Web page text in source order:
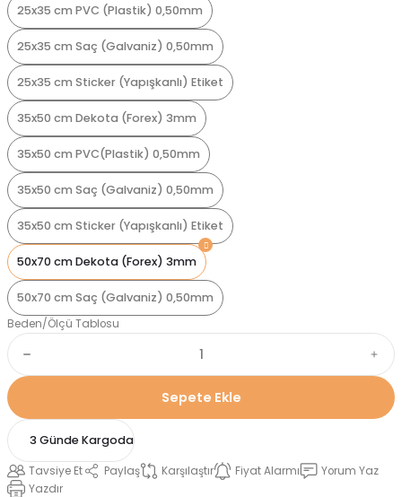
25x35 cm PVC (Plastik) 0,50mm
25x35 cm Saç (Galvaniz) 0,50mm
25x35 cm Sticker (Yapışkanlı) Etiket
35x50 cm Dekota (Forex) 3mm
35x50 cm PVC(Plastik) 0,50mm
35x50 cm Saç (Galvaniz) 0,50mm
35x50 cm Sticker (Yapışkanlı) Etiket
50x70 cm Dekota (Forex) 3mm
50x70 cm Saç (Galvaniz) 0,50mm
Beden/Ölçü Tablosu
Sepete Ekle
3 Günde Kargoda
Tavsiye Et Paylaş Karşılaştır Fiyat Alarmı
Yorum Yaz
Yazdır